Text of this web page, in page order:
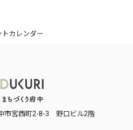
トカレンダー
市宮西町2-8-3 野口ビル2階